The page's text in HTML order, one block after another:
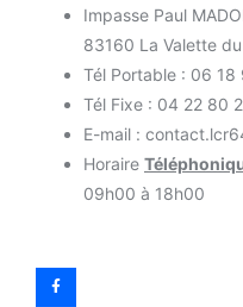
Impasse Paul
83160 La Valette du
Tél Portable : 06 18
Tél Fixe : 04 22 80
E-mail :
Horaire
09h00 à 18h00